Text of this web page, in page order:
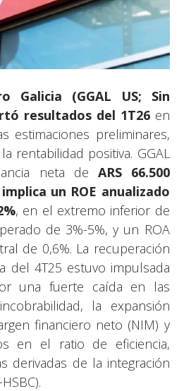
Galicia (GGAL US; Sin
resultados del 1T26en
estimaciones preliminares,
rentabilidad positiva. GGAL
neta de ARS 66.500
un ROE anualizado
, en el extremo inferior de
de 3%-5%, y un ROA
de 0,6%. La recuperación
del 4T25 estuvo impulsada
una fuerte caída en las
la expansión
financiero neto (NIM) y
en el ratio de eficiencia,
derivadas de la integración